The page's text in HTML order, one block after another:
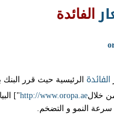
الفائدة
الفائدة
خلالhttp://www.oropa.ae
سرعة النمو و التضخم.